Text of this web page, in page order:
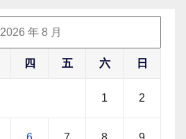
2026 年 8 月
四 五 六 日
1 2